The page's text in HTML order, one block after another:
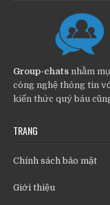
Group-chats nhằm
công nghệ thông tin
kiến thức quý báu
TRANG
Chính sách bảo mật
Giới thiệu